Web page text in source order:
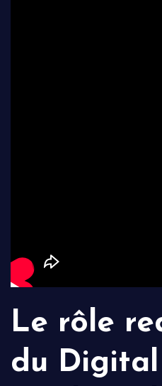
Le rôle
du Digital